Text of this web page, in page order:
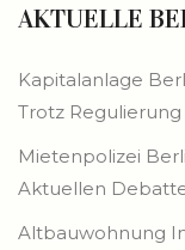
AKTUELLE
Kapitalanlage
Trotz
Mietenpolizei
Aktuellen
Altbauwohnung